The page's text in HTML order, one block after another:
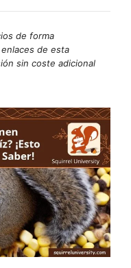
de forma
de esta
sin coste adicional